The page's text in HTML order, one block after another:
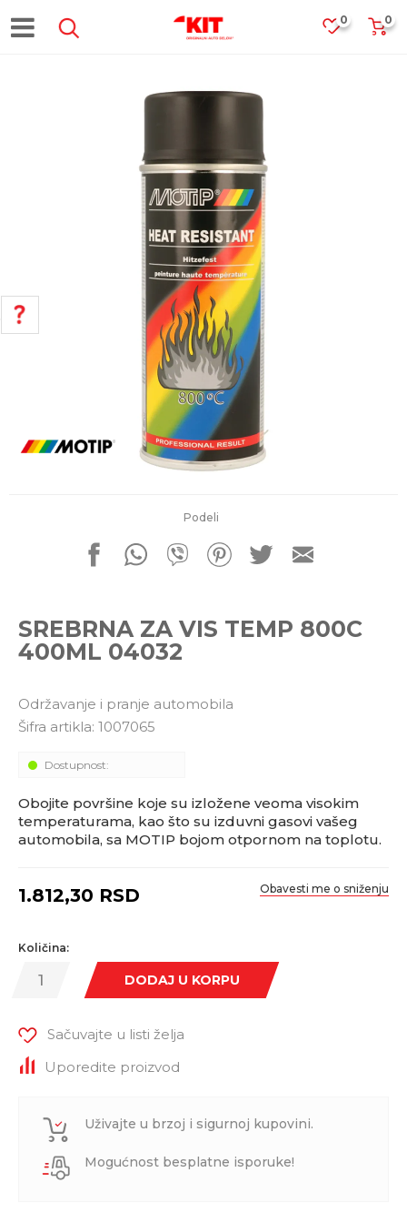
0
0
Podeli
SREBRNA ZA VIS TEMP 800C
400ML 04032
Održavanje i pranje automobila
Šifra artikla: 1007065
Dostupnost:
Obojite površine koje su izložene veoma visokim
temperaturama, kao što su izduvni gasovi vašeg
automobila, sa MOTIP bojom otpornom na toplotu.
1.812,30 RSD Obavesti me o sniženju
Količina:
DODAJ U KORPU
Sačuvajte u listi želja
Uporedite proizvod
Uživajte u brzoj i sigurnoj kupovini.
Mogućnost besplatne isporuke!
POMOĆ PRI KUPOVINI
Za više informacija, pomoć i
porudžbine
011 4427900
Radno vreme
Pišite nam
office@kitcommerce.rs